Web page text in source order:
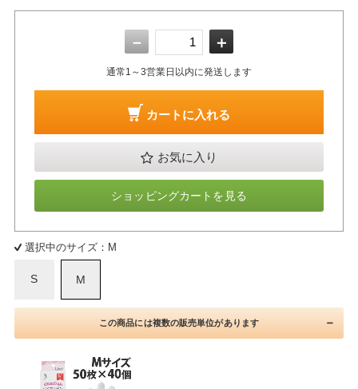
－ ＋
通常1～3営業日以内に発送します
カートに入れる
お気に入り
ショッピングカートを見る
選択中のサイズ：M
S M
この商品には複数の販売単位があります